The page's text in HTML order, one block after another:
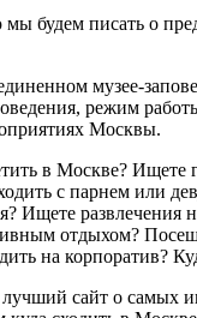
мы будем писать о
музее-
режим
Москвы.
в Москве? Ищете
с парнем или
Ищете развлечения
отдыхом?
на корпоратив?
сайт о самых